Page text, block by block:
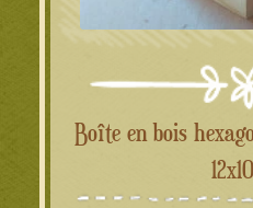
Boîte en bois hexagonale personnalisée